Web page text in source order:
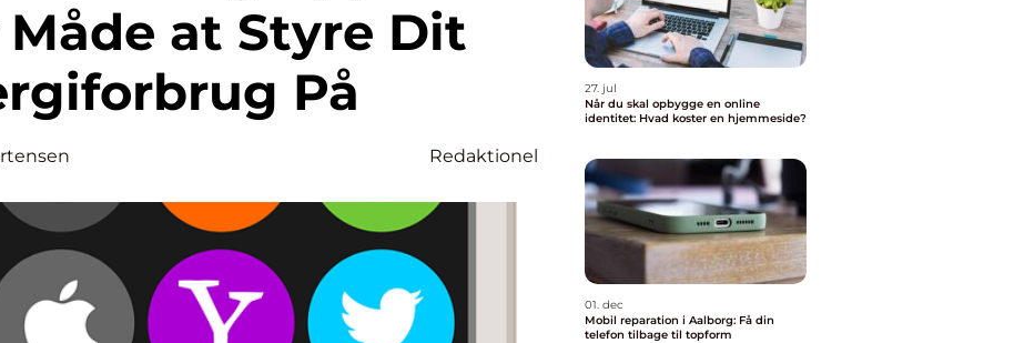
at Styre Dit
På
Redaktionel
27. jul
Når du skal opbygge en online
identitet: Hvad koster en hjemmeside?
01. dec
Mobil reparation i Aalborg: Få din
telefon tilbage til topform